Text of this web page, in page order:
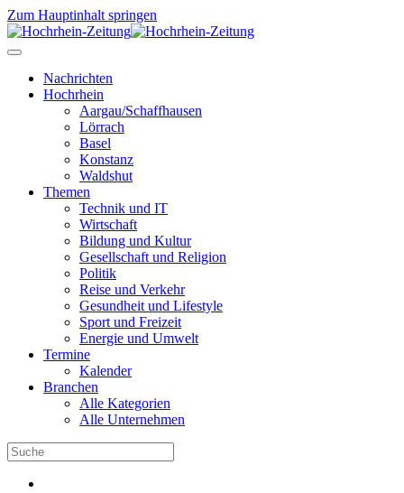
Zum Hauptinhalt springen
Nachrichten
Hochrhein
Aargau/Schaffhausen
Lörrach
Basel
Konstanz
Waldshut
Themen
Technik und IT
Wirtschaft
Bildung und Kultur
Gesellschaft und Religion
Politik
Reise und Verkehr
Gesundheit und Lifestyle
Sport und Freizeit
Energie und Umwelt
Termine
Kalender
Branchen
Alle Kategorien
Alle Unternehmen